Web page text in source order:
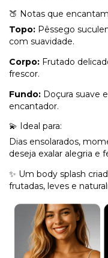
🍑 Notas que
Topo: Pêssego
com suavidade.
Corpo: Frutado
frescor.
Fundo: Doçura suave
encantador.
💫 Ideal para:
Dias ensolarados,
deseja exalar alegria e
✨ Um body splash
frutadas, leves e